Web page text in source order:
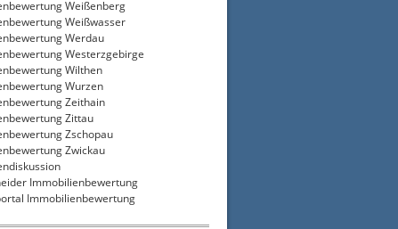
Weißenberg
Weißwasser
Werdau
Westerzgebirge
Wilthen
Wurzen
Zeithain
Zittau
Zschopau
Zwickau
Immobilienbewertung
Immobilienbewertung